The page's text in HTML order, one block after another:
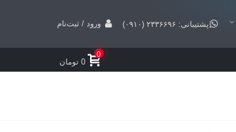
پشتیبانی: ۲۳۳۶۶۹۶ (۰۹۱۰) ورود / ثبت‌نام
0
0 تومان